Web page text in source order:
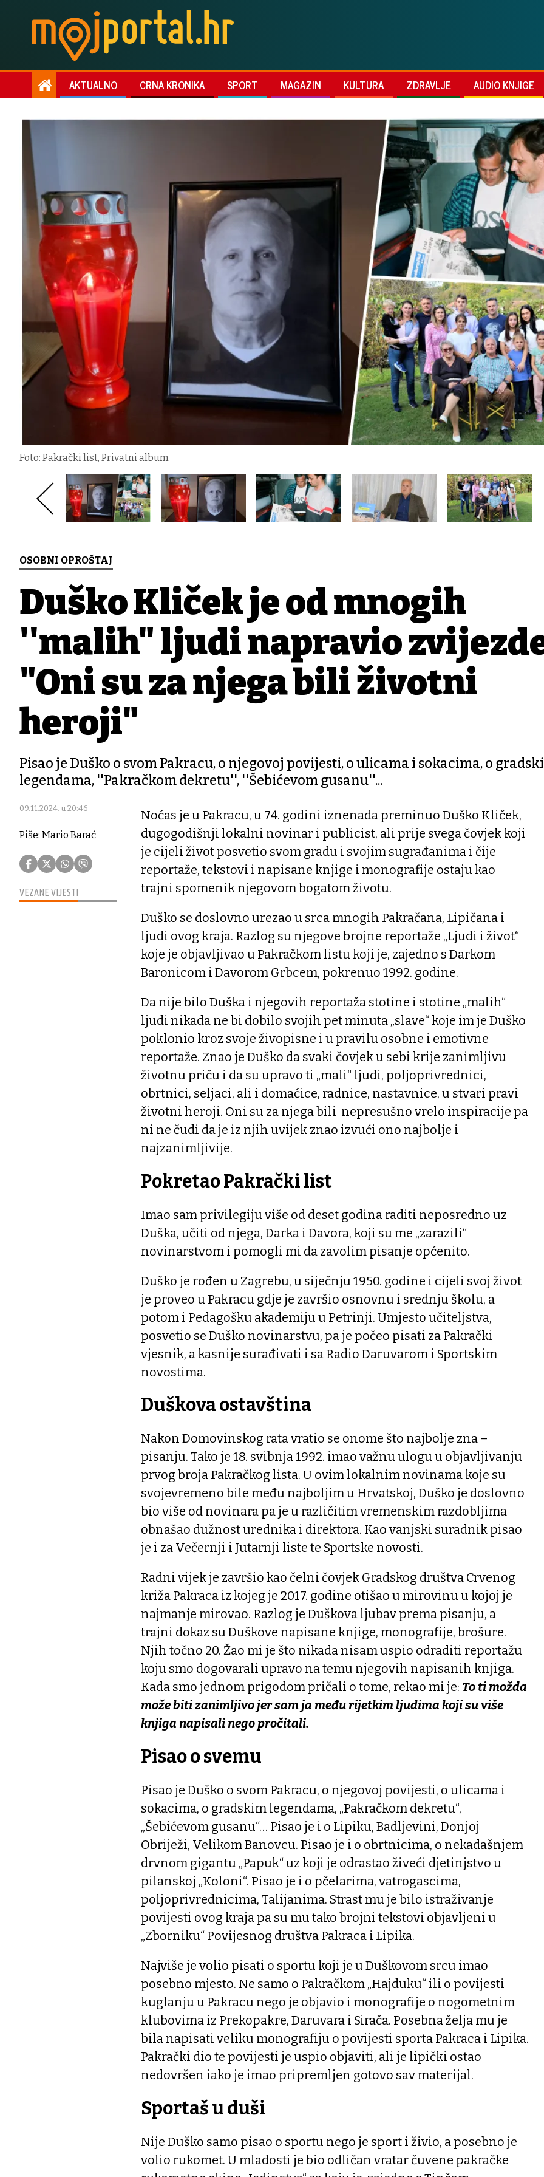
AKTUALNO CRNA KRONIKA SPORT MAGAZIN KULTURA ZDRAVLJE AUDIO KNJIGE
Foto: Pakrački list, Privatni album
OSOBNI OPROŠTAJ
Duško Kliček je od mnogih
''malih" ljudi napravio
"Oni su za njega bili životni
heroji"
Pisao je Duško o svom Pakracu, o njegovoj povijesti, o ulicama i sokacima, o
legendama, ''Pakračkom dekretu'', ''Šebićevom gusanu''...
09.11.2024. u 20:46
Piše: Mario Barać
VEZANE VIJESTI
Noćas je u Pakracu, u 74. godini iznenada preminuo Duško Kliček,
dugogodišnji lokalni novinar i publicist, ali prije svega čovjek koji
je cijeli život posvetio svom gradu i svojim sugrađanima i čije
reportaže, tekstovi i napisane knjige i monografije ostaju kao
trajni spomenik njegovom bogatom životu.
Duško se doslovno urezao u srca mnogih Pakračana, Lipičana i
ljudi ovog kraja. Razlog su njegove brojne reportaže „Ljudi i život“
koje je objavljivao u Pakračkom listu koji je, zajedno s Darkom
Baronicom i Davorom Grbcem, pokrenuo 1992. godine.
Da nije bilo Duška i njegovih reportaža stotine i stotine „malih“
ljudi nikada ne bi dobilo svojih pet minuta „slave“ koje im je Duško
poklonio kroz svoje živopisne i u pravilu osobne i emotivne
reportaže. Znao je Duško da svaki čovjek u sebi krije zanimljivu
životnu priču i da su upravo ti „mali“ ljudi, poljoprivrednici,
obrtnici, seljaci, ali i domaćice, radnice, nastavnice, u stvari pravi
životni heroji. Oni su za njega bili nepresušno vrelo inspiracije pa
ni ne čudi da je iz njih uvijek znao izvući ono najbolje i
najzanimljivije.
Pokretao Pakrački list
Imao sam privilegiju više od deset godina raditi neposredno uz
Duška, učiti od njega, Darka i Davora, koji su me „zarazili“
novinarstvom i pomogli mi da zavolim pisanje općenito.
Duško je rođen u Zagrebu, u siječnju 1950. godine i cijeli svoj život
je proveo u Pakracu gdje je završio osnovnu i srednju školu, a
potom i Pedagošku akademiju u Petrinji. Umjesto učiteljstva,
posvetio se Duško novinarstvu, pa je počeo pisati za Pakrački
vjesnik, a kasnije surađivati i sa Radio Daruvarom i Sportskim
novostima.
Duškova ostavština
Nakon Domovinskog rata vratio se onome što najbolje zna –
pisanju. Tako je 18. svibnja 1992. imao važnu ulogu u objavljivanju
prvog broja Pakračkog lista. U ovim lokalnim novinama koje su
svojevremeno bile među najboljim u Hrvatskoj, Duško je doslovno
bio više od novinara pa je u različitim vremenskim razdobljima
obnašao dužnost urednika i direktora. Kao vanjski suradnik pisao
je i za Večernji i Jutarnji liste te Sportske novosti.
Radni vijek je završio kao čelni čovjek Gradskog društva Crvenog
križa Pakraca iz kojeg je 2017. godine otišao u mirovinu u kojoj je
najmanje mirovao. Razlog je Duškova ljubav prema pisanju, a
trajni dokaz su Duškove napisane knjige, monografije, brošure.
Njih točno 20. Žao mi je što nikada nisam uspio odraditi reportažu
koju smo dogovarali upravo na temu njegovih napisanih knjiga.
Kada smo jednom prigodom pričali o tome, rekao mi je: To ti možda
može biti zanimljivo jer sam ja među rijetkim ljudima koji su više
knjiga napisali nego pročitali.
Pisao o svemu
Pisao je Duško o svom Pakracu, o njegovoj povijesti, o ulicama i
sokacima, o gradskim legendama, „Pakračkom dekretu“,
„Šebićevom gusanu“… Pisao je i o Lipiku, Badljevini, Donjoj
Obriježi, Velikom Banovcu. Pisao je i o obrtnicima, o nekadašnjem
drvnom gigantu „Papuk“ uz koji je odrastao živeći djetinjstvo u
pilanskoj „Koloni“. Pisao je i o pčelarima, vatrogascima,
poljoprivrednicima, Talijanima. Strast mu je bilo istraživanje
povijesti ovog kraja pa su mu tako brojni tekstovi objavljeni u
„Zborniku“ Povijesnog društva Pakraca i Lipika.
Najviše je volio pisati o sportu koji je u Duškovom srcu imao
posebno mjesto. Ne samo o Pakračkom „Hajduku“ ili o povijesti
kuglanju u Pakracu nego je objavio i monografije o nogometnim
klubovima iz Prekopakre, Daruvara i Sirača. Posebna želja mu je
bila napisati veliku monografiju o povijesti sporta Pakraca i Lipika.
Pakrački dio te povijesti je uspio objaviti, ali je lipički ostao
nedovršen iako je imao pripremljen gotovo sav materijal.
Sportaš u duši
Nije Duško samo pisao o sportu nego je sport i živio, a posebno je
volio rukomet. U mladosti je bio odličan vratar čuvene pakračke